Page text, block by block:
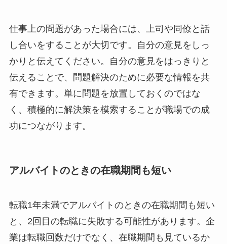
仕事上の問題があった場合には、上司や同僚と話
し合いをすることが大切です。自分の意見をしっ
かりと伝えてください。自分の意見をはっきりと
伝えることで、問題解決のために必要な情報を共
有できます。単に問題を放置しておくのではな
く、積極的に解決策を模索することが職場での成
功につながります。
アルバイトのときの在職期間も短い
転職1年未満でアルバイトのときの在職期間も短い
と、2回目の転職に失敗する可能性があります。企
業は転職回数だけでなく、在職期間も見ているか